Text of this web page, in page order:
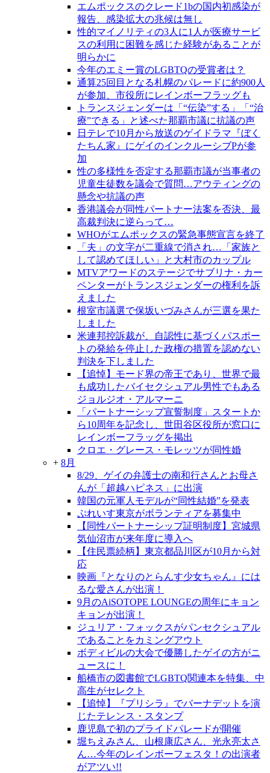
エムポックスのクレード1bの国内初感染が
報告、感染拡大の兆候は無し
性的マイノリティの3人に1人が医療サービ
スの利用に困難を感じた経験があることが
明らかに
今年のエミー賞のLGBTQの受賞者は？
通算25回目となる札幌のパレードに約900人
が参加、市役所にレインボーフラッグも
トランスジェンダーは「“伝染”する」「“治
療”できる」と述べた那覇市議に抗議の声
日テレで10月から放送のゲイドラマ『ぼく
たちん家』にゲイのインクルーシブPが参
加
性の多様性を否定する那覇市議が当事者の
児童生徒数を議会で質問…アウティングの
懸念や抗議の声
香港議会が同性パートナー法案を否決、最
高裁判決に逆らって…
WHOがエムポックスの緊急事態宣言を終了
「夫」の文字が二重線で消され…「家族と
して認めてほしい」と大村市のカップル
MTVアワードのステージでサブリナ・カー
ペンターがトランスジェンダーの権利を訴
えました
根室市議選で保坂いづみさんが三選を果た
しました
米連邦控訴裁が、自認性に基づくパスポー
トの発給を停止した政権の措置を認めない
判決を下しました
【追悼】モード界の帝王であり、世界で最
も成功したバイセクシュアル男性でもある
ジョルジオ・アルマーニ
「パートナーシップ宣誓制度」スタートか
ら10周年を記念し、世田谷区役所が窓口に
レインボーフラッグを掲出
クロエ・グレース・モレッツが同性婚
+ 8月
8/29、ゲイの弁護士の南和行さんとお母さ
んが「超越ハピネス」に出演
韓国の元軍人モデルが“同性結婚”を発表
ぷれいす東京がボランティアを募集中
【同性パートナーシップ証明制度】宮城県
気仙沼市が来年度に導入へ
【住民票続柄】東京都品川区が10月から対
応
映画『となりのとらんす少女ちゃん』には
るな愛さんが出演！
9月のAiSOTOPE LOUNGEの周年にキョン
キョンが出演！
ジュリア・フォックスがパンセクシュアル
であることをカミングアウト
ボディビルの大会で優勝したゲイの方がニ
ュースに！
船橋市の図書館でLGBTQ関連本を特集、中
高生がセレクト
【追悼】『プリシラ』でバーナデットを演
じたテレンス・スタンプ
鹿児島で初のプライドパレードが開催
堀ちえみさん、山根康広さん、光永亮太さ
ん…今年のレインボーフェスタ！の出演者
がアツい!!